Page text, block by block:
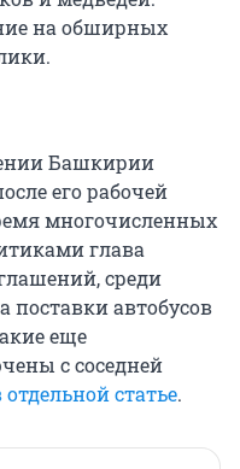
на обширных
Башкирии
его рабочей
многочисленных
глава
среди
поставки автобусов
еще
с соседней
отдельной статье.